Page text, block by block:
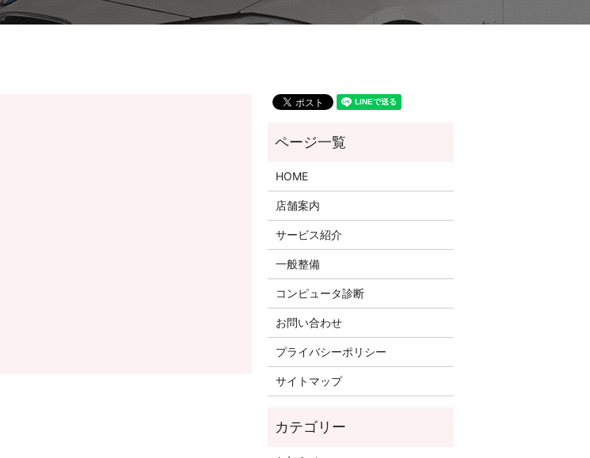
HOME
店舗案内
サービス紹介
一般整備
コンピュータ診断
お問い合わせ
プライバシーポリシー
サイトマップ